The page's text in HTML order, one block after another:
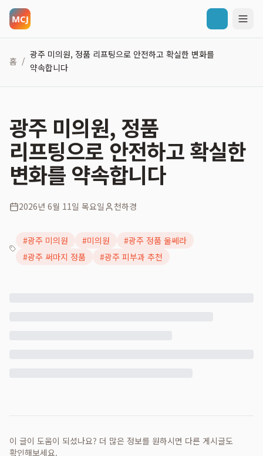
홈 /
광주 미의원, 정품 리프팅으로 안전하고 확실한 변화를
약속합니다
광주 미의원, 정품
리프팅으로 안전하고 확실한
변화를 약속합니다
2026년 6월 11일 목요일 천하경
#광주 미의원 #미의원 #광주 정품 울쎄라
#광주 써마지 정품 #광주 피부과 추천
이 글이 도움이 되셨나요? 더 많은 정보를 원하시면 다른 게시글도
확인해보세요.